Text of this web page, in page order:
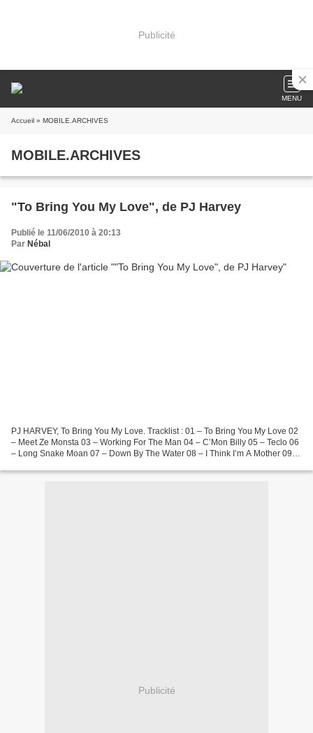
Publicité
MENU
Accueil » MOBILE.ARCHIVES
MOBILE.ARCHIVES
"To Bring You My Love", de PJ Harvey
Publié le 11/06/2010 à 20:13
Par Nébal
PJ HARVEY, To Bring You My Love. Tracklist : 01 – To Bring You My Love 02
– Meet Ze Monsta 03 – Working For The Man 04 – C’Mon Billy 05 – Teclo 06
– Long Snake Moan 07 – Down By The Water 08 – I Think I’m A Mother 09 –
Publicité